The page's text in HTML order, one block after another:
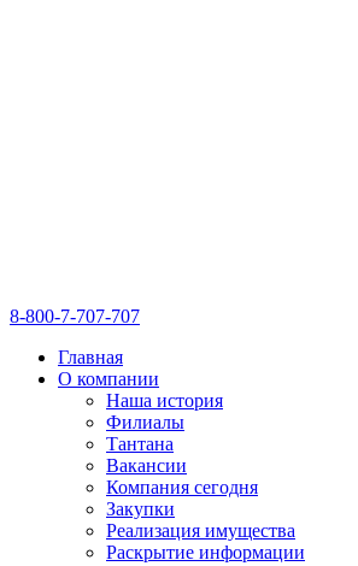
8-800-7-707-707
Главная
О компании
Наша история
Филиалы
Тантана
Вакансии
Компания сегодня
Закупки
Реализация имущества
Раскрытие информации